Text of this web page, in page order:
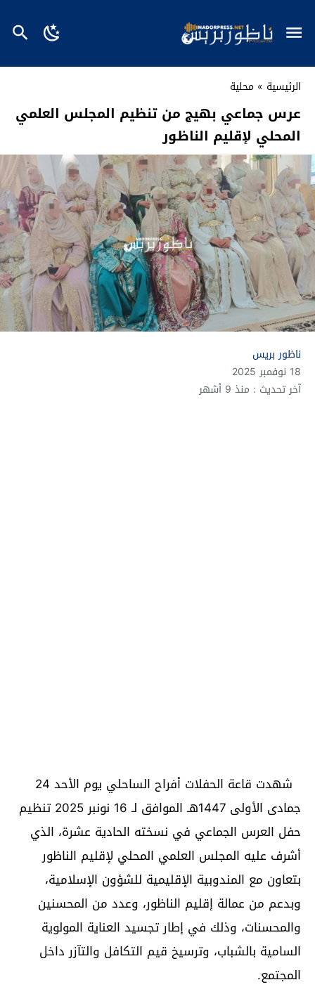
الرئيسية » محلية
عرس جماعي بهيج من تنظيم المجلس العلمي
المحلي لإقليم الناظور
ناظور بريس
18 نوفمبر 2025
آخر تحديث : منذ 9 أشهر
شهدت قاعة الحفلات أفراح الساحلي يوم الأحد 24
جمادى الأولى 1447هـ الموافق لـ 16 نونبر 2025 تنظيم
حفل العرس الجماعي في نسخته الحادية عشرة، الذي
أشرف عليه المجلس العلمي المحلي لإقليم الناظور
بتعاون مع المندوبية الإقليمية للشؤون الإسلامية،
وبدعم من عمالة إقليم الناظور، وعدد من المحسنين
والمحسنات، وذلك في إطار تجسيد العناية المولوية
السامية بالشباب، وترسيخ قيم التكافل والتآزر داخل
المجتمع.